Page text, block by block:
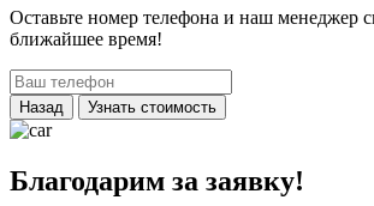
Оставьте номер телефона и наш менеджер
ближайшее время!
Назад Узнать стоимость
Благодарим за заявку!